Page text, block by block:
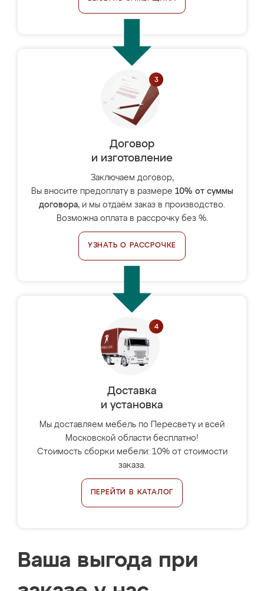
Договор
и изготовление
Заключаем договор,
Вы вносите предоплату в размере 10% от суммы
договора, и мы отдаём заказ в производство.
Возможна оплата в рассрочку без %.
УЗНАТЬ О РАССРОЧКЕ
Доставка
и установка
Мы доставляем мебель по Пересвету и всей
Московской области бесплатно!
Стоимость сборки мебели: 10% от стоимости
заказа.
ПЕРЕЙТИ В КАТАЛОГ
Ваша выгода при